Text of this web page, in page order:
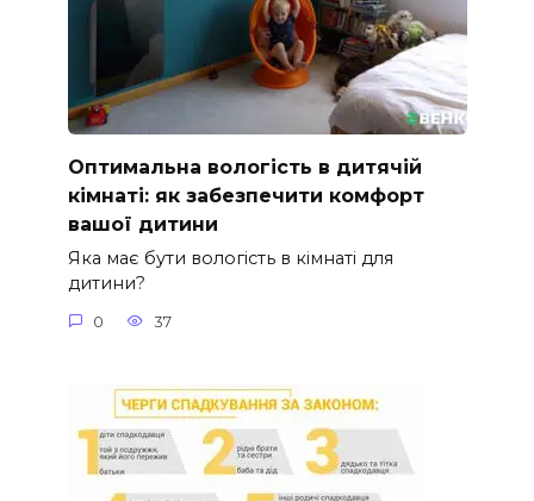
Оптимальна вологість в дитячій
кімнаті: як забезпечити комфорт
вашої дитини
Яка має бути вологість в кімнаті для
дитини?
0 37